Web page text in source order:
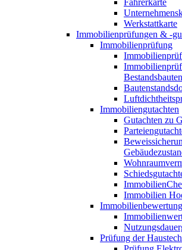
Werkstattkarte
Immobilienprüfungen & -
Immobilienprüfung
Bestandsbauten
Immobiliengutachten
Gutachten zu
Immobilien
Immobilienbewertung
Prüfung der